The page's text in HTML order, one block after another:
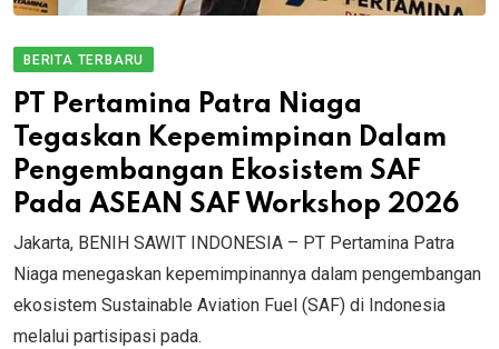
BERITA TERBARU
PT Pertamina Patra Niaga
Tegaskan Kepemimpinan Dalam
Pengembangan Ekosistem SAF
Pada ASEAN SAF Workshop 2026
Jakarta, BENIH SAWIT INDONESIA – PT Pertamina Patra
Niaga menegaskan kepemimpinannya dalam pengembangan
ekosistem Sustainable Aviation Fuel (SAF) di Indonesia
melalui partisipasi pada.